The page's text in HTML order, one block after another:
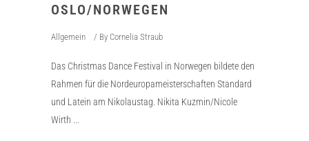
OSLO/NORWEGEN
Allgemein By Cornelia Straub
Das Christmas Dance Festival in Norwegen bildete den
Rahmen für die Nordeuropameisterschaften Standard
und Latein am Nikolaustag. Nikita Kuzmin/Nicole
Wirth